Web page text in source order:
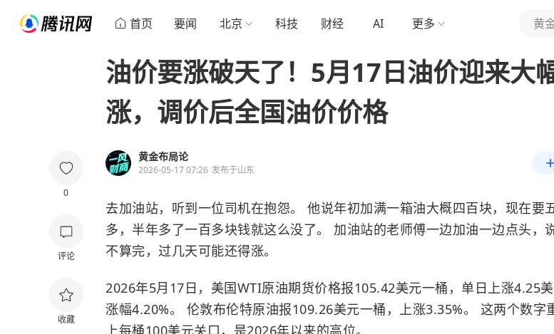
首页 要闻 北京 科技 财经 AI 更多
0
评论
收藏
油价要涨破天了！5月17日油价迎来大
涨，调价后全国油价价格
黄金布局论
2026-05-17 07:26 发布于山东
去加油站，听到一位司机在抱怨。 他说年初加满一箱油大概四百块，现在要
多，半年多了一百多块钱就这么没了。 加油站的老师傅一边加油一边点头，
不算完，过几天可能还得涨。
2026年5月17日，美国WTI原油期货价格报105.42美元一桶，单日上涨4.25美
涨幅4.20%。 伦敦布伦特原油报109.26美元一桶，上涨3.35%。 这两个数字
上每桶100美元关口，是2026年以来的高位。